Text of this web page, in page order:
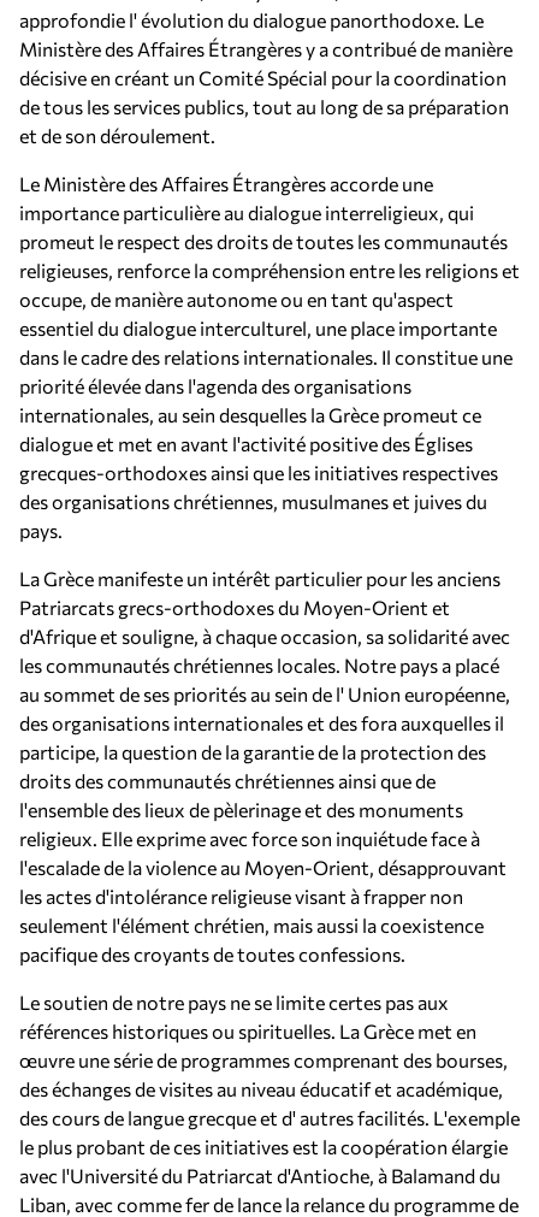
approfondie l' évolution du dialogue panorthodoxe. Le
Ministère des Affaires Étrangères y a contribué de manière
décisive en créant un Comité Spécial pour la coordination
de tous les services publics, tout au long de sa préparation
et de son déroulement.
Le Ministère des Affaires Étrangères accorde une
importance particulière au dialogue interreligieux, qui
promeut le respect des droits de toutes les communautés
religieuses, renforce la compréhension entre les religions et
occupe, de manière autonome ou en tant qu'aspect
essentiel du dialogue interculturel, une place importante
dans le cadre des relations internationales. Il constitue une
priorité élevée dans l'agenda des organisations
internationales, au sein desquelles la Grèce promeut ce
dialogue et met en avant l'activité positive des Églises
grecques-orthodoxes ainsi que les initiatives respectives
des organisations chrétiennes, musulmanes et juives du
pays.
La Grèce manifeste un intérêt particulier pour les anciens
Patriarcats grecs-orthodoxes du Moyen-Orient et
d'Afrique et souligne, à chaque occasion, sa solidarité avec
les communautés chrétiennes locales. Notre pays a placé
au sommet de ses priorités au sein de l' Union européenne,
des organisations internationales et des fora auxquelles il
participe, la question de la garantie de la protection des
droits des communautés chrétiennes ainsi que de
l'ensemble des lieux de pèlerinage et des monuments
religieux. Elle exprime avec force son inquiétude face à
l'escalade de la violence au Moyen-Orient, désapprouvant
les actes d'intolérance religieuse visant à frapper non
seulement l'élément chrétien, mais aussi la coexistence
pacifique des croyants de toutes confessions.
Le soutien de notre pays ne se limite certes pas aux
références historiques ou spirituelles. La Grèce met en
œuvre une série de programmes comprenant des bourses,
des échanges de visites au niveau éducatif et académique,
des cours de langue grecque et d' autres facilités. L'exemple
le plus probant de ces initiatives est la coopération élargie
avec l'Université du Patriarcat d'Antioche, à Balamand du
Liban, avec comme fer de lance la relance du programme de